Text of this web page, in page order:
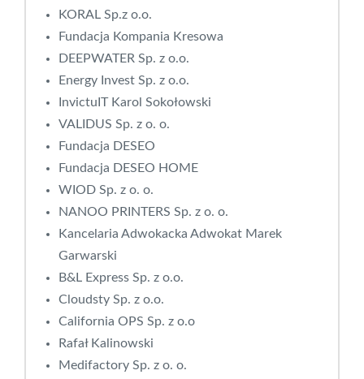
KORAL Sp.z o.o.
Fundacja Kompania Kresowa
DEEPWATER Sp. z o.o.
Energy Invest Sp. z o.o.
InvictuIT Karol Sokołowski
VALIDUS Sp. z o. o.
Fundacja DESEO
Fundacja DESEO HOME
WIOD Sp. z o. o.
NANOO PRINTERS Sp. z o. o.
Kancelaria Adwokacka Adwokat Marek
Garwarski
B&L Express Sp. z o.o.
Cloudsty Sp. z o.o.
California OPS Sp. z o.o
Rafał Kalinowski
Medifactory Sp. z o. o.